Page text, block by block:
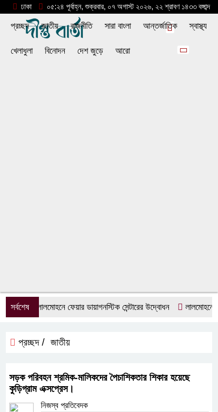
ঢাকা ০৫:২৪ পূর্বাহ্ন, শুক্রবার, ০৭ অগাস্ট ২০২৬, ২২ শ্রাবণ ১৪৩৩ বঙ্গাব্দ
প্রচ্ছদ জাতীয় রাজনীতি সারা বাংলা আন্তর্জাতিক স্বাস্থ্য
খেলাধুলা বিনোদন দেশ জুড়ে আরো
সর্বশেষলালমোহনে ফেয়ার ডায়াগনস্টিক সেন্টারের উদ্বোধন লালমোহনে
প্রচ্ছদ / জাতীয়
সড়ক পরিবহন শ্রমিক-মালিকদের পৈচাশিকতার শিকার হয়েছে
কুড়িগ্রাম এক্সপ্রেস।
নিজস্ব প্রতিবেদক